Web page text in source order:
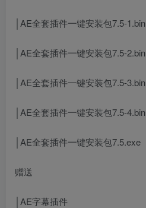
│AE全套插件一键安装包7.5-1.bin
│AE全套插件一键安装包7.5-2.bin
│AE全套插件一键安装包7.5-3.bin
│AE全套插件一键安装包7.5-4.bin
│AE全套插件一键安装包7.5.exe
赠送
│AE字幕插件